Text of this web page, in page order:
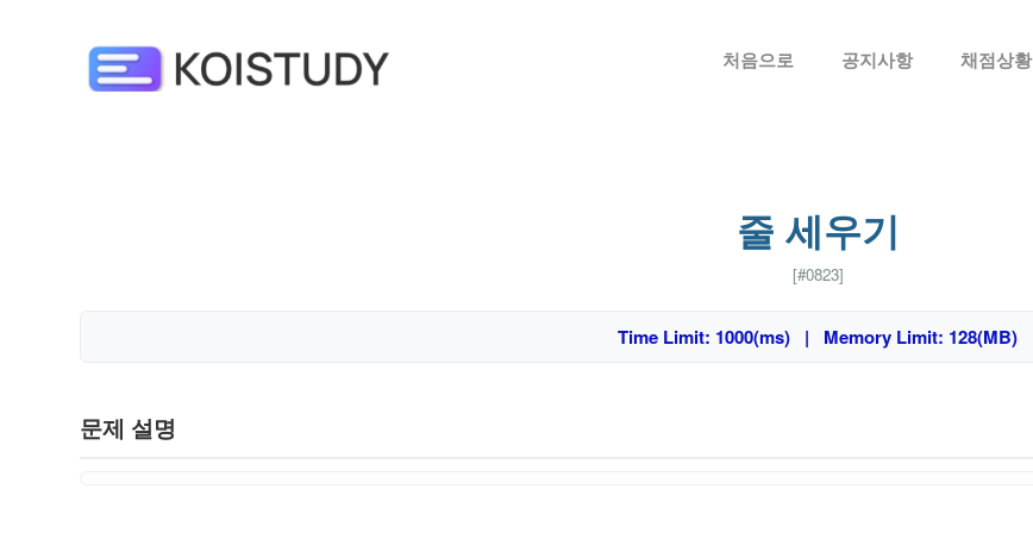
처음으로 공지사항 채점상황
줄 세우기
[#0823]
Time Limit: 1000(ms) | Memory Limit: 128(MB)
문제 설명